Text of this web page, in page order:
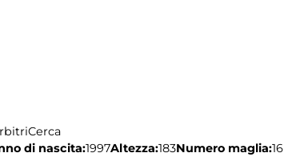
Cerca
di nascita:1997Altezza:183Numero maglia:16